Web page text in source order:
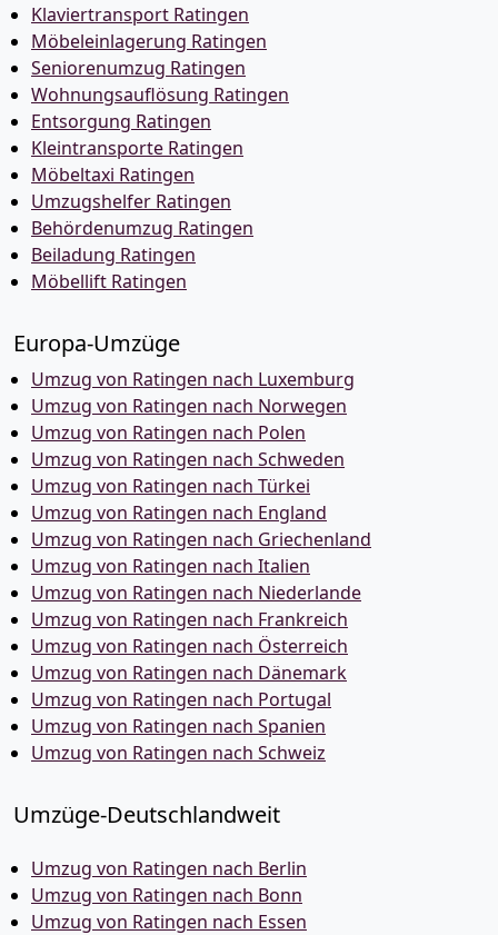
Klaviertransport Ratingen
Möbeleinlagerung Ratingen
Seniorenumzug Ratingen
Wohnungsauflösung Ratingen
Entsorgung Ratingen
Kleintransporte Ratingen
Möbeltaxi Ratingen
Umzugshelfer Ratingen
Behördenumzug Ratingen
Beiladung Ratingen
Möbellift Ratingen
Europa-Umzüge
Umzug von Ratingen nach Luxemburg
Umzug von Ratingen nach Norwegen
Umzug von Ratingen nach Polen
Umzug von Ratingen nach Schweden
Umzug von Ratingen nach Türkei
Umzug von Ratingen nach England
Umzug von Ratingen nach Griechenland
Umzug von Ratingen nach Italien
Umzug von Ratingen nach Niederlande
Umzug von Ratingen nach Frankreich
Umzug von Ratingen nach Österreich
Umzug von Ratingen nach Dänemark
Umzug von Ratingen nach Portugal
Umzug von Ratingen nach Spanien
Umzug von Ratingen nach Schweiz
Umzüge-Deutschlandweit
Umzug von Ratingen nach Berlin
Umzug von Ratingen nach Bonn
Umzug von Ratingen nach Essen